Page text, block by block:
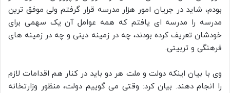
بودم، شاید در جریان امور هزار مدرسه قرار گرفتم ولی موفق ترین
مدرسه را مدرسه ای یافتم که همه عوامل آن یک سهمی برای
خودشان تعریف کرده بودند، چه در زمینه دینی و چه در زمینه های
فرهنگی و تربیتی.
وی با بیان اینکه دولت و ملت هر دو باید در کنار هم اقدامات لازم
را انجام دهند. بیان کرد: وقتی می گوییم دولت، منظور وزارتخانه